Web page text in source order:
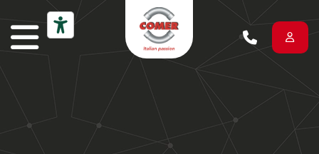
Vai al contenuto